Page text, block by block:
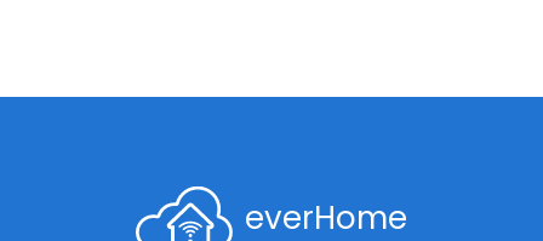
everHome